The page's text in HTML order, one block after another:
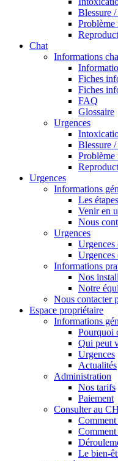
Blessure
Problème
Chat
Informations
Fiches
Fiches
FAQ
Glossaire
Urgences
Blessure
Problème
Urgences
Informations
Les
Venir en
Nous
Urgences
Urgences
Urgences
Informations
Nos
Notre
Nous contacter
Espace propriétaire
Informations
Pourquoi
Qui peut
Urgences
Actualités
Administration
Nos tarifs
Paiement
Consulter au
Comment
Le bien-